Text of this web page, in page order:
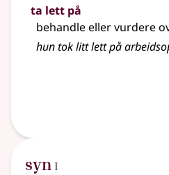
ta lett på
behandle eller vurdere
hun tok litt lett på
syn 1
I